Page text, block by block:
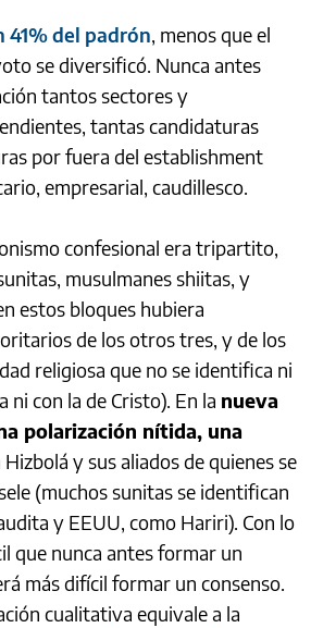
41% del padrón, menos que el
se diversificó. Nunca antes
tantos sectores y
tantas candidaturas
por fuera del establishment
empresarial, caudillesco.
confesional era tripartito,
musulmanes shiitas, y
estos bloques hubiera
de los otros tres, y de los
religiosa que no se identifica ni
ni con la de Cristo). En la nueva
polarización nítida, una
y sus aliados de quienes se
(muchos sunitas se identifican
y EEUU, como Hariri). Con lo
que nunca antes formar un
más difícil formar un consenso.
cualitativa equivale a la